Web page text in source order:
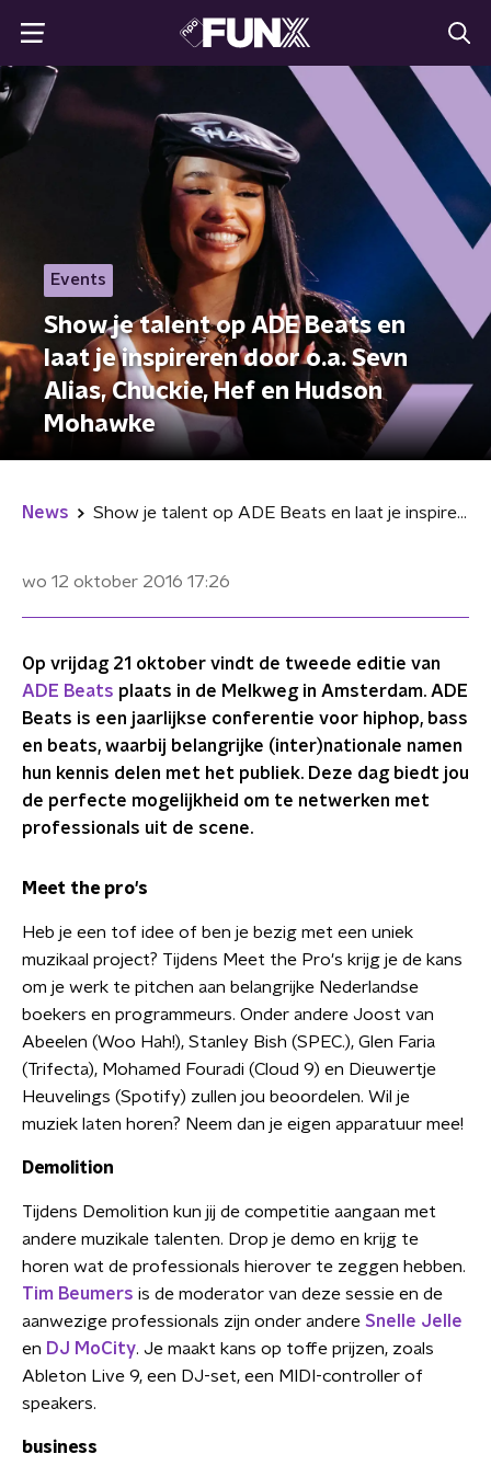
Events
Show je talent op ADE Beats en
laat je inspireren door o.a. Sevn
Alias, Chuckie, Hef en Hudson
Mohawke
News Show je talent op ADE Beats en laat je inspireren door o.a. Sevn Alias, Chuckie, Hef en Hudson Mohawke
wo 12 oktober 2016 17:26
Op vrijdag 21 oktober vindt de tweede editie van
ADE Beats plaats in de Melkweg in Amsterdam. ADE
Beats is een jaarlijkse conferentie voor hiphop, bass
en beats, waarbij belangrijke (inter)nationale namen
hun kennis delen met het publiek. Deze dag biedt jou
de perfecte mogelijkheid om te netwerken met
professionals uit de scene.
Meet the pro's
Heb je een tof idee of ben je bezig met een uniek
muzikaal project? Tijdens Meet the Pro's krijg je de kans
om je werk te pitchen aan belangrijke Nederlandse
boekers en programmeurs. Onder andere Joost van
Abeelen (Woo Hah!), Stanley Bish (SPEC.), Glen Faria
(Trifecta), Mohamed Fouradi (Cloud 9) en Dieuwertje
Heuvelings (Spotify) zullen jou beoordelen. Wil je
muziek laten horen? Neem dan je eigen apparatuur mee!
Demolition
Tijdens Demolition kun jij de competitie aangaan met
andere muzikale talenten. Drop je demo en krijg te
horen wat de professionals hierover te zeggen hebben.
Tim Beumers is de moderator van deze sessie en de
aanwezige professionals zijn onder andere Snelle Jelle
en DJ MoCity. Je maakt kans op toffe prijzen, zoals
Ableton Live 9, een DJ-set, een MIDI-controller of
speakers.
business